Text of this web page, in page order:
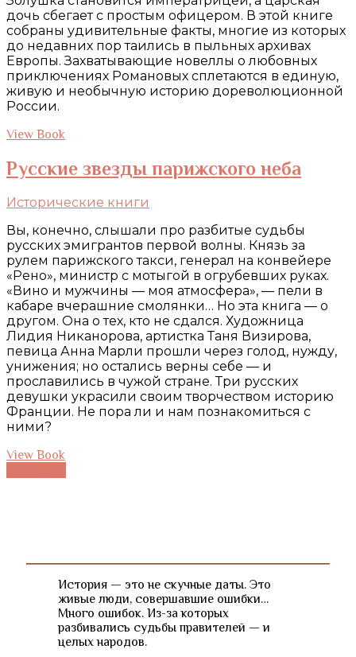
дочь сбегает с простым офицером. В этой книге
собраны удивительные факты, многие из которых
до недавних пор таились в пыльных архивах
Европы. Захватывающие новеллы о любовных
приключениях Романовых сплетаются в единую,
живую и необычную историю дореволюционной
России.
View Book
Русские звезды парижского неба
Исторические книги
Вы, конечно, слышали про разбитые судьбы
русских эмигрантов первой волны. Князь за
рулем парижского такси, генерал на конвейере
«Рено», министр с мотыгой в огрубевших руках.
«Вино и мужчины — моя атмосфера», — пели в
кабаре вчерашние смолянки… Но эта книга — о
другом. Она о тех, кто не сдался. Художница
Лидия Никанорова, артистка Таня Визирова,
певица Анна Марли прошли через голод, нужду,
унижения; но остались верны себе — и
прославились в чужой стране. Три русских
девушки украсили своим творчеством историю
Франции. Не пора ли и нам познакомиться с
ними?
View Book
История — это не скучные даты. Это
живые люди, совершавшие ошибки…
Много ошибок. Из-за которых
разбивались судьбы правителей — и
целых народов.